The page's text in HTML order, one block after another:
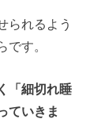
られるよう
す。
「細切れ睡
ていきま